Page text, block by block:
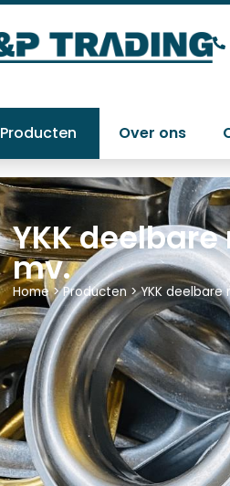
Producten Over ons
YKK
mv.
Home>Producten >YKK